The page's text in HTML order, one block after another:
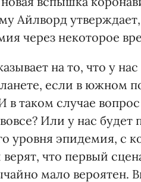
Айлворд
через некоторое
на то, что у
если в южном
в таком случае
Или у нас
уровня эпидемия, с
что первый
мало вероятен.